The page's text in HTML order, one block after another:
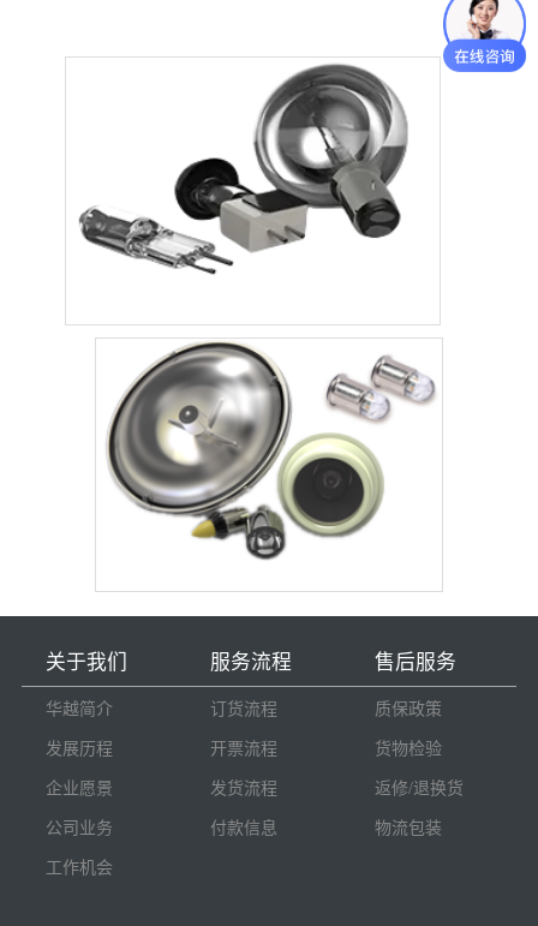
关于我们
华越简介
发展历程
企业愿景
公司业务
工作机会
服务流程
订货流程
开票流程
发货流程
付款信息
售后服务
质保政策
货物检验
返修/退换货
物流包装